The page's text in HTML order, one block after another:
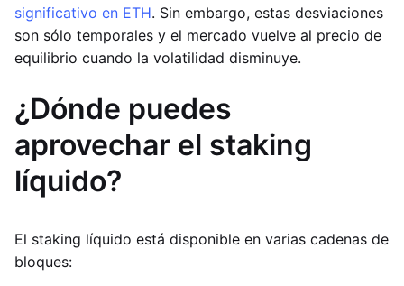
significativo en ETH. Sin embargo, estas desviaciones
son sólo temporales y el mercado vuelve al precio de
equilibrio cuando la volatilidad disminuye.
¿Dónde puedes
aprovechar el staking
líquido?
El staking líquido está disponible en varias cadenas de
bloques: